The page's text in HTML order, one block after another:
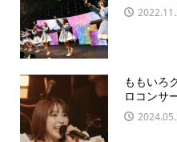
ももいろ
ロコンサ